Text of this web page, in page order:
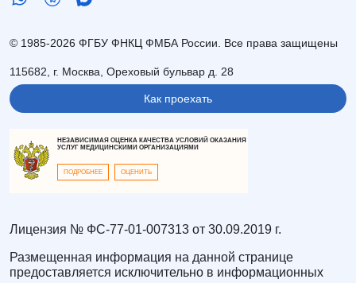
© 1985-2026 ФГБУ ФНКЦ ФМБА России. Все права защищены
115682, г. Москва, Ореховый бульвар д. 28
Как проехать
НЕЗАВИСИМАЯ ОЦЕНКА КАЧЕСТВА УСЛОВИЙ ОКАЗАНИЯ
УСЛУГ МЕДИЦИНСКИМИ ОРГАНИЗАЦИЯМИ
ПОДРОБНЕЕ ОЦЕНИТЬ
Лицензия № ФС-77-01-007313 от 30.09.2019 г.
Размещенная информация на данной странице
предоставляется исключительно в информационных